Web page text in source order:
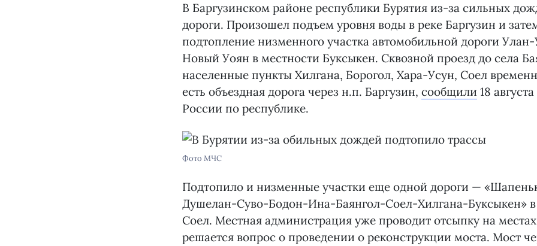
В Баргузинском районе республики Бурятия из-за сильных
дороги. Произошел подъем уровня воды в реке Баргузин и
подтопление низменного участка автомобильной дороги
Новый Уоян в местности Буксыкен. Сквозной проезд до села
населенные пункты Хилгана, Борогол, Хара-Усун, Соел
есть объездная дорога через н.п. Баргузин, сообщили 18
России по республике.
Фото МЧС
Подтопило и низменные участки еще одной дороги —
Душелан-Суво-Бодон-Ина-Баянгол-Соел-Хилгана-Буксыкен» в
Соел. Местная администрация уже проводит отсыпку на
решается вопрос о проведении о реконструкции моста. Мост